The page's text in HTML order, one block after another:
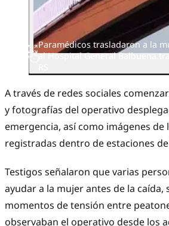
Paramédicos trasladaron a la
al Hospital General Balbuena
A través de redes sociales
y fotografías del operativo
emergencia, así como imágenes de
registradas dentro de estaciones de
Testigos señalaron que varias
ayudar a la mujer antes de la
momentos de tensión entre
observaban el operativo desde los